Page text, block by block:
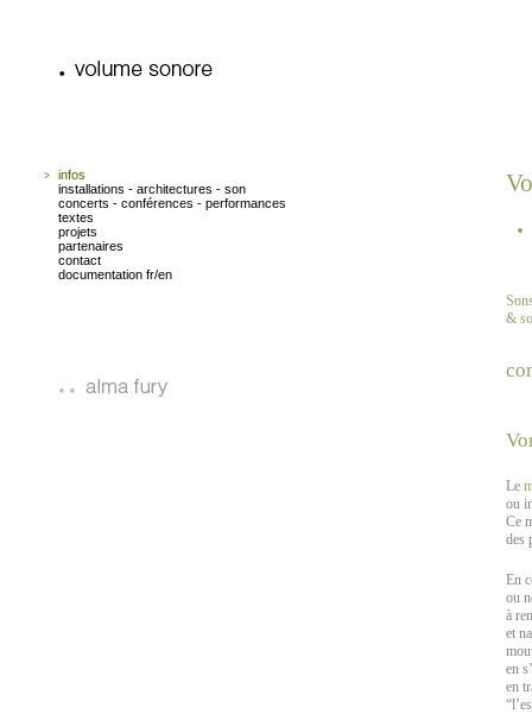
infos
installations - architectures - son
concerts - conférences - performances
textes
projets
partenaires
contact
documentation fr/en
&
Le
ou
Ce
des
En
ou
à
et
en
en